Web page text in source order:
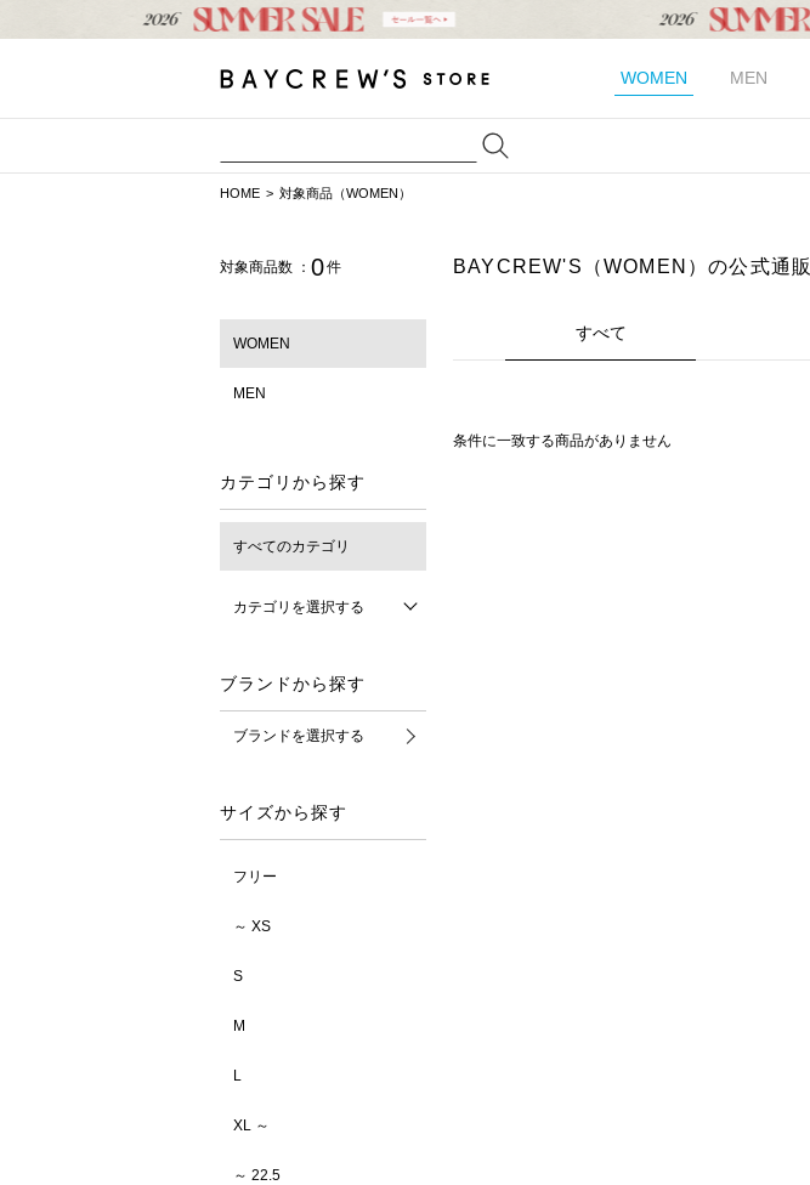
WOMEN MEN
HOME 対象商品（WOMEN）
対象商品数 ： 0件
WOMEN
MEN
カテゴリから探す
すべてのカテゴリ
カテゴリを選択する
ブランドから探す
ブランドを選択する
サイズから探す
フリー
～ XS
S
M
L
XL ～
～ 22.5
BAYCREW'S（WOMEN）の公式通販
すべて
条件に一致する商品がありません